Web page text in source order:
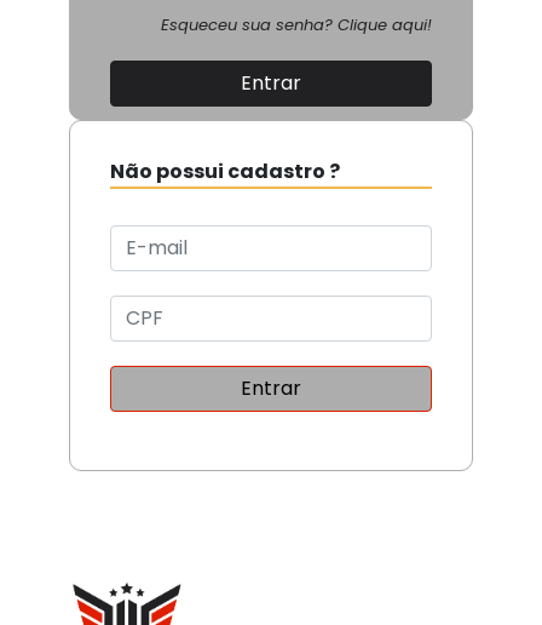
Esqueceu sua senha? Clique aqui!
Entrar
Não possui cadastro ?
Entrar